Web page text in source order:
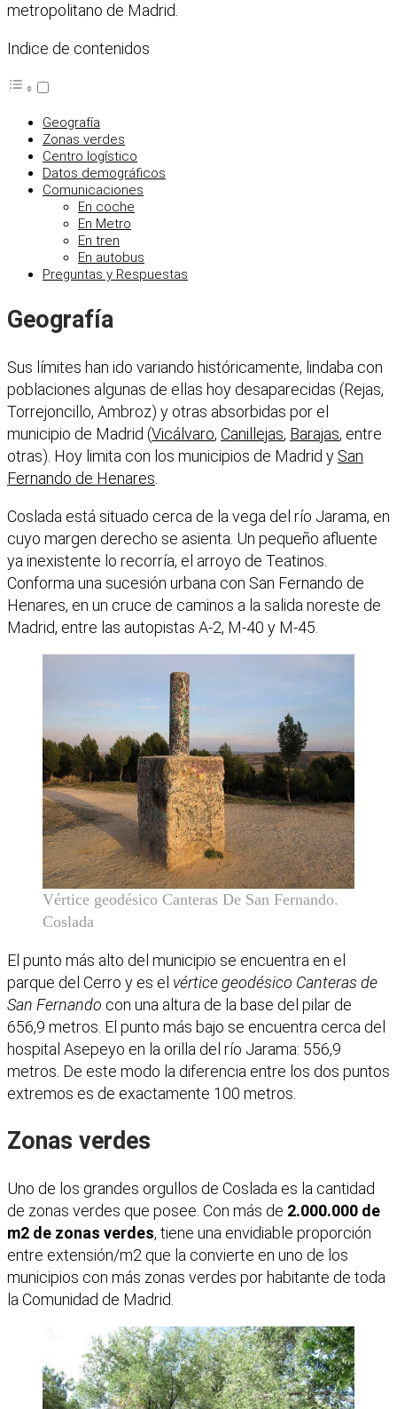
metropolitano de Madrid.
Indice de contenidos
Geografía
Zonas verdes
Centro logístico
Datos demográficos
Comunicaciones
En coche
En Metro
En tren
En autobus
Preguntas y Respuestas
Geografía
Sus límites han ido variando históricamente, lindaba con
poblaciones algunas de ellas hoy desaparecidas (Rejas,
Torrejoncillo, Ambroz) y otras absorbidas por el
municipio de Madrid (Vicálvaro, Canillejas, Barajas, entre
otras). Hoy limita con los municipios de Madrid y San
Fernando de Henares
Coslada está situado cerca de la vega del río Jarama, en
cuyo margen derecho se asienta. Un pequeño afluente
ya inexistente lo recorría, el arroyo de Teatinos.
Conforma una sucesión urbana con San Fernando de
Henares, en un cruce de caminos a la salida noreste de
Madrid, entre las autopistas A-2, M-40 y M-45.
Vértice geodésico Canteras De San Fernando.
Coslada
El punto más alto del municipio se encuentra en el
parque del Cerro y es el vértice geodésico Canteras de
San Fernando con una altura de la base del pilar de
656,9 metros. El punto más bajo se encuentra cerca del
hospital Asepeyo en la orilla del río Jarama: 556,9
metros. De este modo la diferencia entre los dos puntos
extremos es de exactamente 100 metros.
Zonas verdes
Uno de los grandes orgullos de Coslada es la cantidad
de zonas verdes que posee. Con más de 2.000.000 de
m2 de zonas verdes, tiene una envidiable proporción
entre extensión/m2 que la convierte en uno de los
municipios con más zonas verdes por habitante de toda
la Comunidad de Madrid.